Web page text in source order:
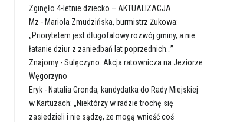
Zginęło 4-letnie dziecko – AKTUALIZACJA
Mz - Mariola Zmudzińska, burmistrz Żukowa:
„Priorytetem jest długofalowy rozwój gminy, a nie
łatanie dziur z zaniedbań lat poprzednich…”
Znajomy -Sulęczyno. Akcja ratownicza na Jeziorze
Węgorzyno
Eryk - Natalia Gronda, kandydatka do Rady Miejskiej
w Kartuzach: „Niektórzy w radzie trochę się
zasiedzieli i nie sądzę, że mogą wnieść coś